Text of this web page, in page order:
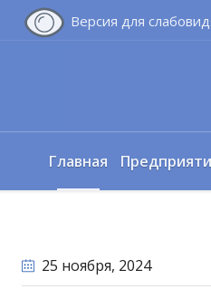
Версия для
Главная
25 ноября, 2024